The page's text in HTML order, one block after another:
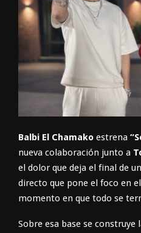
Balbi El Chamako estrena
nueva colaboración junto a
el dolor que deja el final de
directo que pone el foco en
momento en que todo se
Sobre esa base se